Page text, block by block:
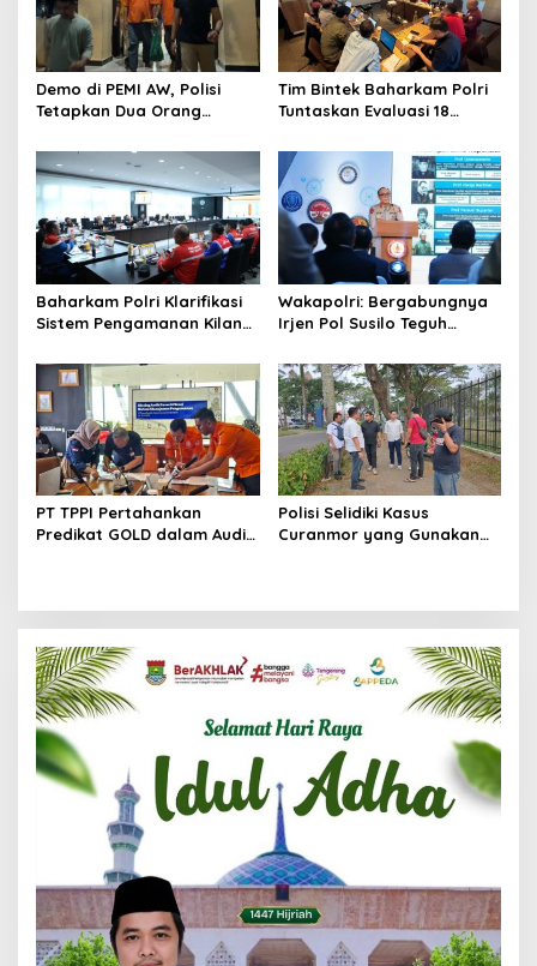
o
s
Demo di PEMI AW, Polisi
Tetapkan Dua Orang
Tim Bintek Baharkam Polri
Tuntaskan Evaluasi 18
Pertamina Jabar
Baharkam Polri Klarifikasi
Sistem Pengamanan Kilang
Wakapolri: Bergabungnya
Irjen Pol Susilo Teguh
Nasional Pusat Studi
Kepolisian
PT TPPI Pertahankan
Predikat GOLD dalam Audit
Polisi Selidiki Kasus
Curanmor yang Gunakan